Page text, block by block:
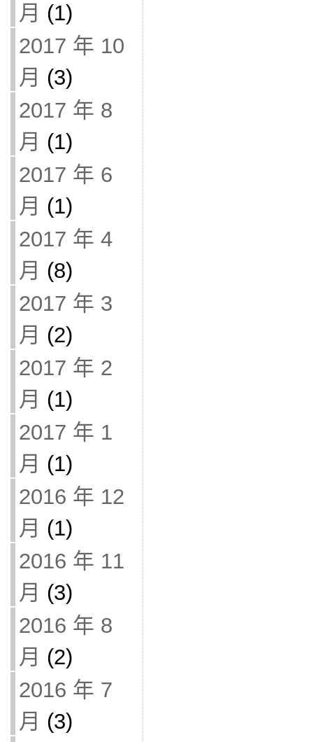
月 (1)
2017 年 10
月 (3)
2017 年 8
月 (1)
2017 年 6
月 (1)
2017 年 4
月 (8)
2017 年 3
月 (2)
2017 年 2
月 (1)
2017 年 1
月 (1)
2016 年 12
月 (1)
2016 年 11
月 (3)
2016 年 8
月 (2)
2016 年 7
月 (3)